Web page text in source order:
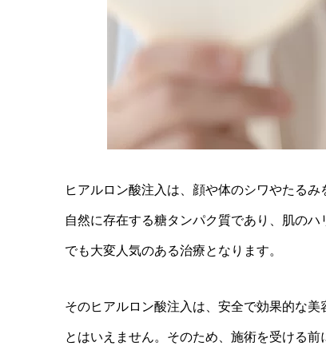
ヒアルロン酸注入は、顔や体のシワやたる
自然に存在する糖タンパク質であり、肌の
でも大変人気のある治療となります。
そのヒアルロン酸注入は、安全で効果的な
とはいえません。そのため、施術を受ける